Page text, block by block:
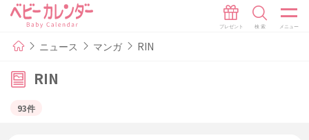
ニュース マンガ RIN
RIN
93件